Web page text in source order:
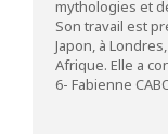
mythologies et
Son travail est
Japon, à
Afrique. Elle a
6- Fabienne